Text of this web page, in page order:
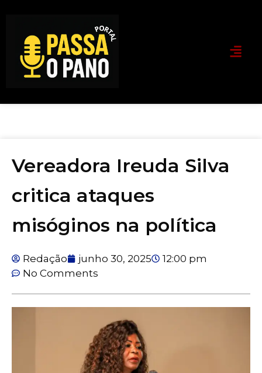
Vereadora Ireuda Silva
critica ataques
misóginos na política
Redação junho 30, 2025
12:00 pm
No Comments